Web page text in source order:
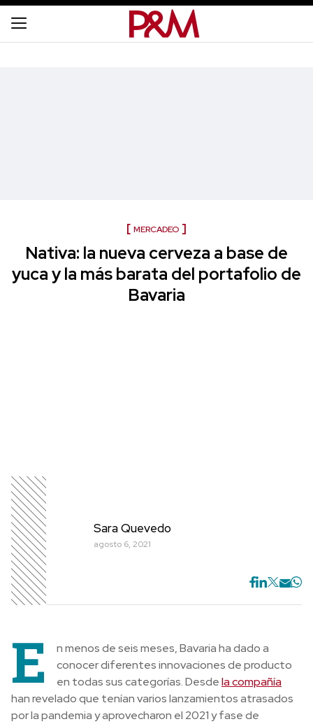
MERCADEO
Nativa: la nueva cerveza a base de
yuca y la más barata del portafolio de
Bavaria
Sara Quevedo
agosto 6, 2021
E
n menos de seis meses, Bavaria ha dado a
conocer diferentes innovaciones de producto
en todas sus categorías. Desdela compañía
han revelado que tenían varios lanzamientos atrasados
por la pandemia y aprovecharon el 2021 y fase de